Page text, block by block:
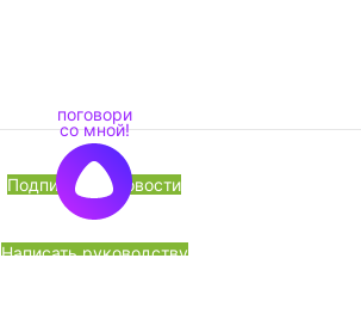
Подписка на новости
Написать руководству